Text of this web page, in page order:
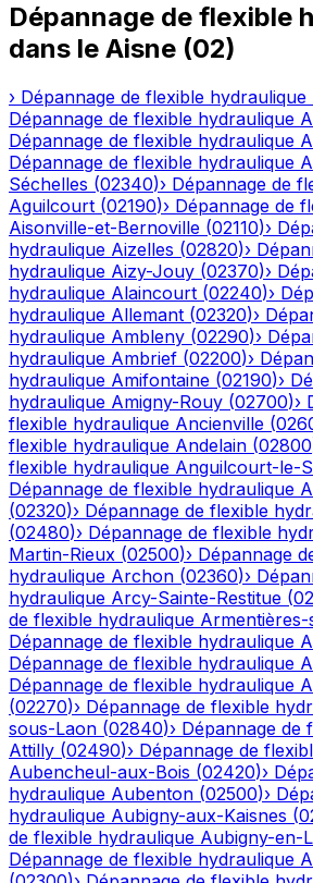
Dépannage de flexible
dans le Aisne (02)
› Dépannage de flexible hydraulique
Dépannage de flexible hydraulique
Dépannage de flexible hydraulique
Dépannage de flexible hydraulique
Séchelles (02340)› Dépannage de
Aguilcourt (02190)› Dépannage de
Aisonville-et-Bernoville (02110)›
hydraulique Aizelles (02820)›
hydraulique Aizy-Jouy (02370)›
hydraulique Alaincourt (02240)›
hydraulique Allemant (02320)›
hydraulique Ambleny (02290)›
hydraulique Ambrief (02200)›
hydraulique Amifontaine (02190)›
hydraulique Amigny-Rouy (02700)›
flexible hydraulique Ancienville (
flexible hydraulique Andelain (02800
flexible hydraulique Anguilcourt-le-
Dépannage de flexible hydraulique
(02320)› Dépannage de flexible
(02480)› Dépannage de flexible
Martin-Rieux (02500)› Dépannage
hydraulique Archon (02360)›
hydraulique Arcy-Sainte-Restitue (
de flexible hydraulique
Dépannage de flexible hydraulique
Dépannage de flexible hydraulique
Dépannage de flexible hydraulique
(02270)› Dépannage de flexible
sous-Laon (02840)› Dépannage de
Attilly (02490)› Dépannage de
Aubencheul-aux-Bois (02420)›
hydraulique Aubenton (02500)›
hydraulique Aubigny-aux-Kaisnes (
de flexible hydraulique Aubigny-en-
Dépannage de flexible hydraulique